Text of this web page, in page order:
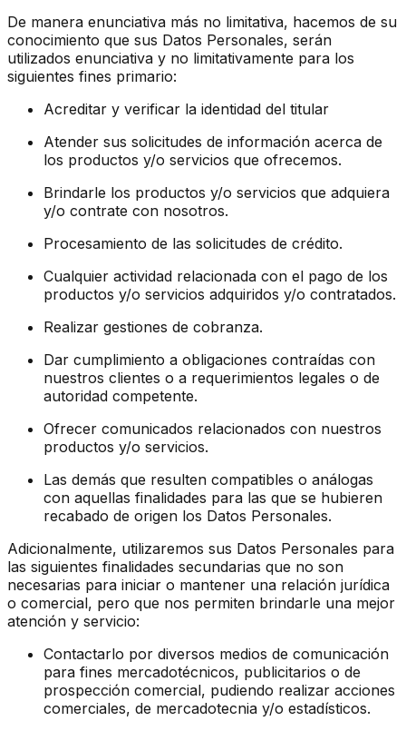
De manera enunciativa más no limitativa, hacemos de su
conocimiento que sus Datos Personales, serán
utilizados enunciativa y no limitativamente para los
siguientes fines primario:
Acreditar y verificar la identidad del titular
Atender sus solicitudes de información acerca de
los productos y/o servicios que ofrecemos.
Brindarle los productos y/o servicios que adquiera
y/o contrate con nosotros.
Procesamiento de las solicitudes de crédito.
Cualquier actividad relacionada con el pago de los
productos y/o servicios adquiridos y/o contratados.
Realizar gestiones de cobranza.
Dar cumplimiento a obligaciones contraídas con
nuestros clientes o a requerimientos legales o de
autoridad competente.
Ofrecer comunicados relacionados con nuestros
productos y/o servicios.
Las demás que resulten compatibles o análogas
con aquellas finalidades para las que se hubieren
recabado de origen los Datos Personales.
Adicionalmente, utilizaremos sus Datos Personales para
las siguientes finalidades secundarias que no son
necesarias para iniciar o mantener una relación jurídica
o comercial, pero que nos permiten brindarle una mejor
atención y servicio:
Contactarlo por diversos medios de comunicación
para fines mercadotécnicos, publicitarios o de
prospección comercial, pudiendo realizar acciones
comerciales, de mercadotecnia y/o estadísticos.